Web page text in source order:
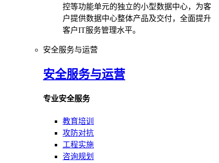
控等功能单元的独立的小型数据中心，为客
户提供数据中心整体产品及交付，全面提升
客户IT服务管理水平。
安全服务与运营
安全服务与运营
专业安全服务
教育培训
攻防对抗
工程实施
咨询规划